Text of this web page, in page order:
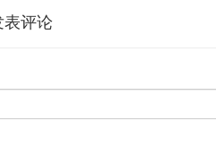
景 67
分单元格后用SUM公式求和，为什么
几个参数都正确，VLOOKUP函数却
各部门报销明细表统计各部门的支出